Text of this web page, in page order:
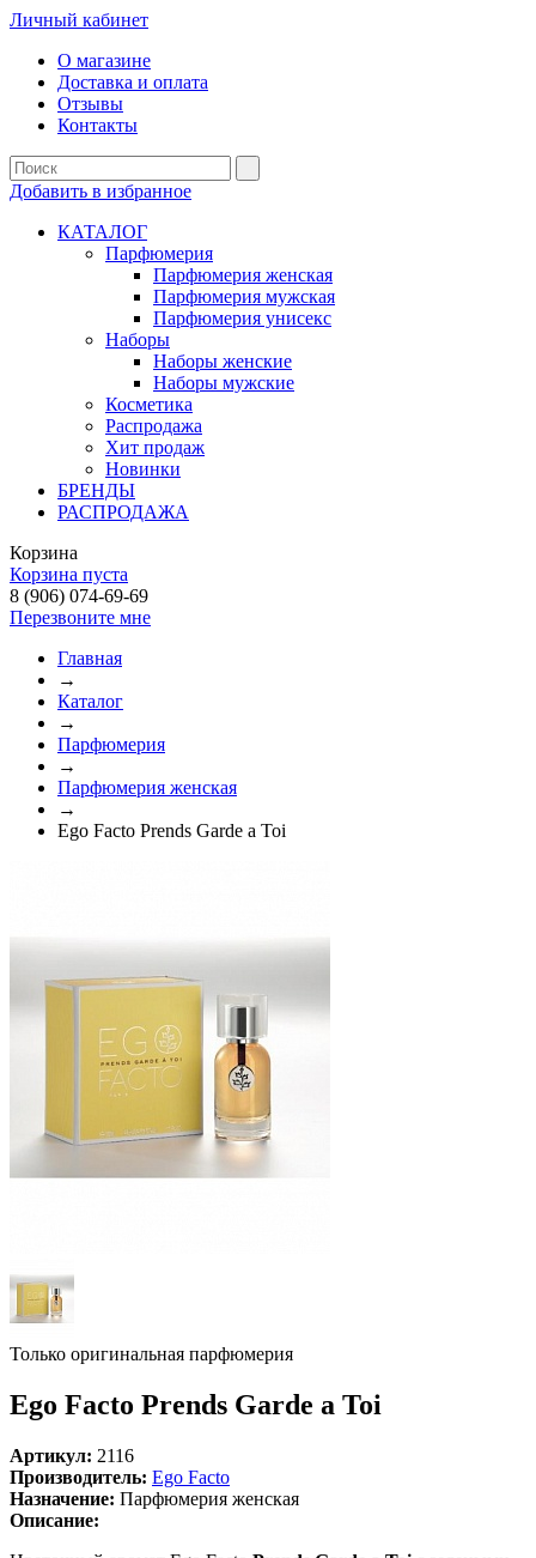
Личный кабинет
О магазине
Доставка и оплата
Отзывы
Контакты
Добавить в избранное
КАТАЛОГ
Парфюмерия
Парфюмерия женская
Парфюмерия мужская
Парфюмерия унисекс
Наборы
Наборы женские
Наборы мужские
Косметика
Распродажа
Хит продаж
Новинки
БРЕНДЫ
РАСПРОДАЖА
Корзина
Корзина пуста
8 (906) 074-69-69
Перезвоните мне
Главная
→
Каталог
→
Парфюмерия
→
Парфюмерия женская
→
Ego Facto Prends Garde a Toi
Только оригинальная парфюмерия
Ego Facto Prends Garde a Toi
Артикул: 2116
Производитель: Ego Facto
Назначение: Парфюмерия женская
Описание: